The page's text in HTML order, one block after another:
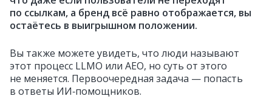
по ссылкам, а бренд всё равно отображается, вы
остаётесь в выигрышном положении.
Вы также можете увидеть, что люди называют
этот процесс LLMO или AEO, но суть от этого
не меняется. Первоочередная задача — попасть
в ответы ИИ‑помощников.